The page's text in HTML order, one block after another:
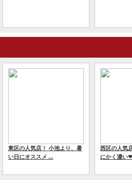
東区の人気店！ 小池より、暑
い日にオススメ ...
西区の人気
にかく濃い